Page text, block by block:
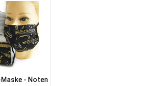
- Noten